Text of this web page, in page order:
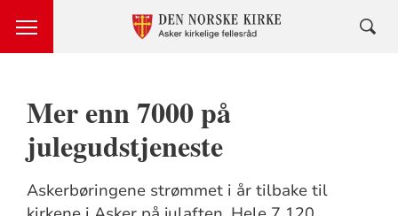
Mer enn 7000 på
julegudstjeneste
Askerbøringene strømmet i år tilbake til